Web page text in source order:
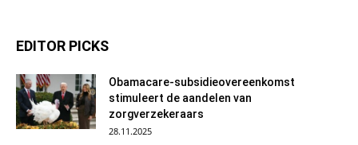
EDITOR PICKS
Obamacare-subsidieovereenkomst
stimuleert de aandelen van
zorgverzekeraars
28.11.2025